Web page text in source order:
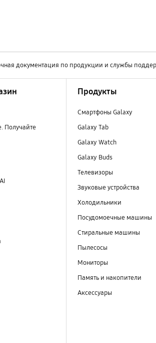
документация по продукции и службы
Получайте
Продукты
Смартфоны Galaxy
Galaxy Tab
Galaxy Watch
Galaxy Buds
Телевизоры
Звуковые устройства
Холодильники
Посудомоечные машины
Стиральные машины
Пылесосы
Мониторы
Память и накопители
Аксессуары